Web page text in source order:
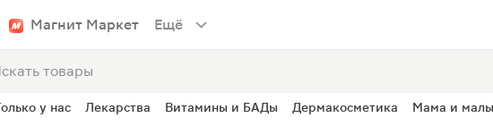
Магнит Маркет Ещё
у нас Лекарства Витамины и БАДы Дермакосметика Мама и